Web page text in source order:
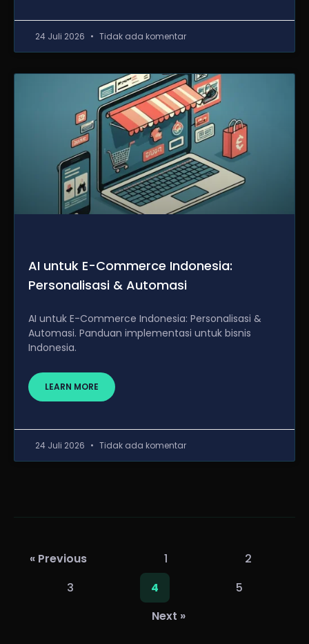
24 Juli 2026 Tidak ada komentar
AI untuk E-Commerce Indonesia:
Personalisasi & Automasi
AI untuk E-Commerce Indonesia: Personalisasi &
Automasi. Panduan implementasi untuk bisnis
Indonesia.
LEARN MORE
24 Juli 2026 Tidak ada komentar
« Previous 1
2
3
4
5
Next »